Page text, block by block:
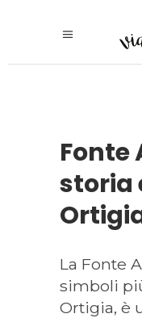
Fonte
storia
La Fonte
simboli
Ortigia, è